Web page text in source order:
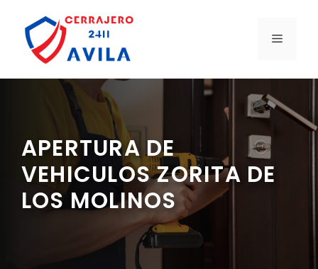
contenido
MENÚ
APERTURA DE
VEHICULOS ZORITA DE
LOS MOLINOS